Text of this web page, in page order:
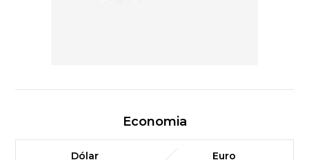
Economia
Dólar Euro